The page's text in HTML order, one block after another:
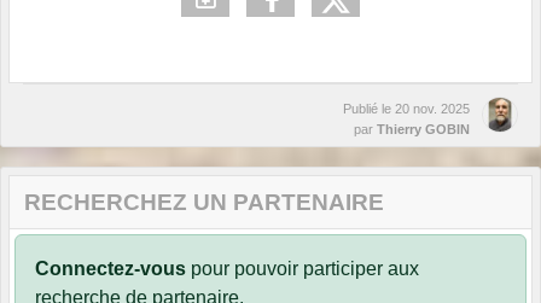
Publié le 20 nov. 2025
par Thierry GOBIN
RECHERCHEZ UN PARTENAIRE
Connectez-vous pour pouvoir participer aux
recherche de partenaire.